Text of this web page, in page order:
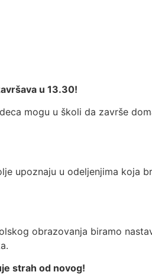
u 13.30!
mogu u školi da završe
upoznaju u odeljenjima koja
obrazovanja biramo
strah od novog!